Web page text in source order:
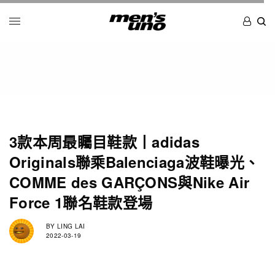
3款本周最矚目鞋款丨adidas
Originals聯乘Balenciaga波鞋曝光、
COMME des GARÇONS與Nike Air
Force 1聯名鞋款登場
BY LING LAI
2022-03-19